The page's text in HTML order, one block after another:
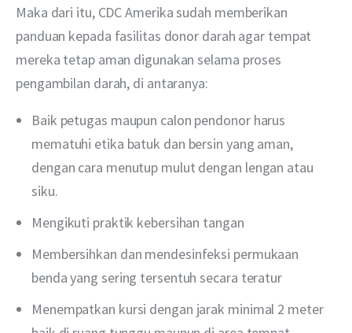
Maka dari itu, CDC Amerika sudah memberikan
panduan kepada fasilitas donor darah agar tempat
mereka tetap aman digunakan selama proses
pengambilan darah, di antaranya:
Baik petugas maupun calon pendonor harus
mematuhi etika batuk dan bersin yang aman,
dengan cara menutup mulut dengan lengan atau
siku.
Mengikuti praktik kebersihan tangan
Membersihkan dan mendesinfeksi permukaan
benda yang sering tersentuh secara teratur
Menempatkan kursi dengan jarak minimal 2 meter